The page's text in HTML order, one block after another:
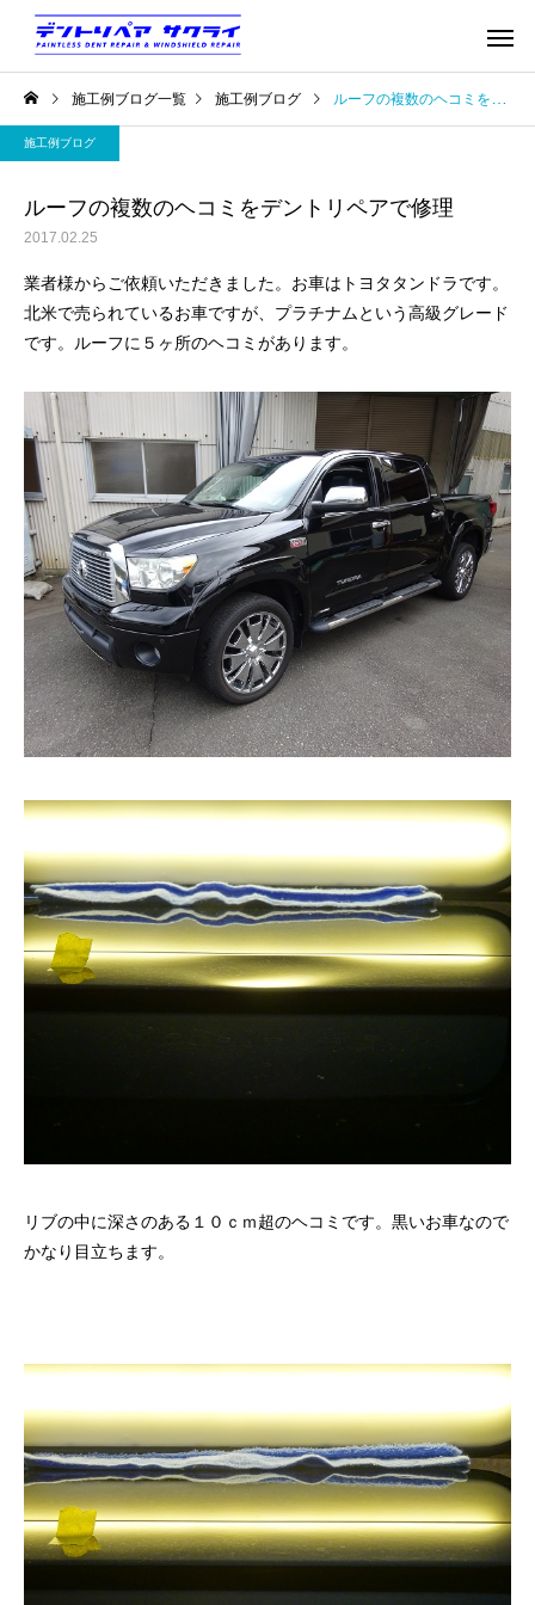
施工例ブログ一覧 施工例ブログ ルーフの複数のヘコミをデントリペアで修理
施工例ブログ
ルーフの複数のヘコミをデントリペアで修理
2017.02.25
業者様からご依頼いただきました。お車はトヨタタンドラです。
北米で売られているお車ですが、プラチナムという高級グレード
です。ルーフに５ヶ所のヘコミがあります。
リブの中に深さのある１０ｃｍ超のヘコミです。黒いお車なので
かなり目立ちます。